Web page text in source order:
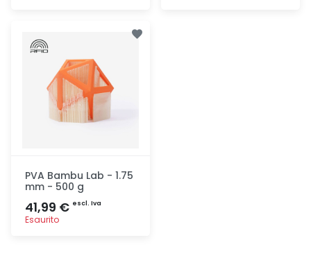
PVA Bambu Lab - 1.75
mm - 500 g
41,99 € escl. Iva
Esaurito